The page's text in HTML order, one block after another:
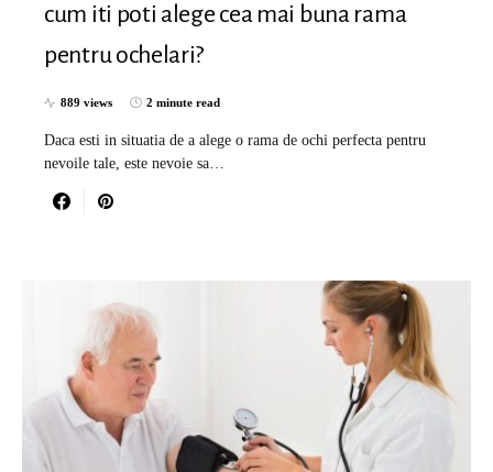
cum iti poti alege cea mai buna rama
pentru ochelari?
889 views 2 minute read
Daca esti in situatia de a alege o rama de ochi perfecta pentru
nevoile tale, este nevoie sa…